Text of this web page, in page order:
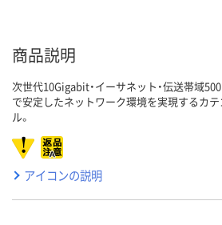
商品説明
次世代10Gigabit・イーサネット・伝送帯域
で安定したネットワーク環境を実現するカ
ル。
アイコンの説明